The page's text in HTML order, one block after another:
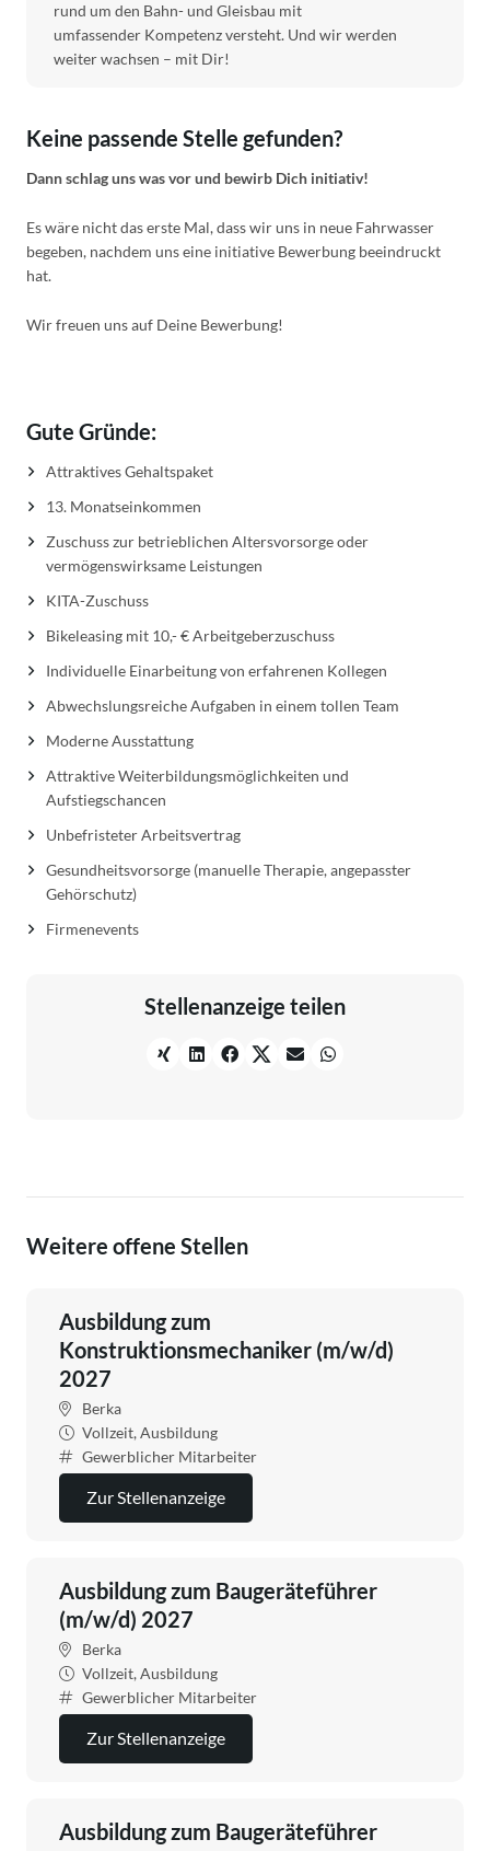
rund um den Bahn- und Gleisbau mit
umfassender Kompetenz versteht. Und wir werden
weiter wachsen – mit Dir!
Keine passende Stelle gefunden?
Dann schlag uns was vor und bewirb Dich initiativ!
Es wäre nicht das erste Mal, dass wir uns in neue Fahrwasser
begeben, nachdem uns eine initiative Bewerbung beeindruckt
hat.
Wir freuen uns auf Deine Bewerbung!
Gute Gründe:
Attraktives Gehaltspaket
13. Monatseinkommen
Zuschuss zur betrieblichen Altersvorsorge oder
vermögenswirksame Leistungen
KITA-Zuschuss
Bikeleasing mit 10,- € Arbeitgeberzuschuss
Individuelle Einarbeitung von erfahrenen Kollegen
Abwechslungsreiche Aufgaben in einem tollen Team
Moderne Ausstattung
Attraktive Weiterbildungsmöglichkeiten und
Aufstiegschancen
Unbefristeter Arbeitsvertrag
Gesundheitsvorsorge (manuelle Therapie, angepasster
Gehörschutz)
Firmenevents
Stellenanzeige teilen
Weitere offene Stellen
Ausbildung zum
Konstruktionsmechaniker (m/w/d)
2027
Berka
Vollzeit, Ausbildung
Gewerblicher Mitarbeiter
Zur Stellenanzeige
Ausbildung zum Baugeräteführer
(m/w/d) 2027
Berka
Vollzeit, Ausbildung
Gewerblicher Mitarbeiter
Zur Stellenanzeige
Ausbildung zum Baugeräteführer